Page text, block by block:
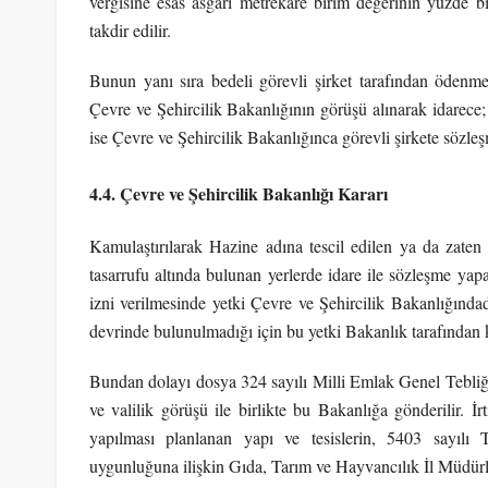
takdir edilir.
Bunun yanı sıra bedeli görevli şirket tarafından
Çevre ve Şehircilik Bakanlığının görüşü alınarak
ise Çevre ve Şehircilik Bakanlığınca görevli şirkete
4.4. Çevre ve Şehircilik Bakanlığı Kararı
Kamulaştırılarak Hazine adına tescil edilen ya da
tasarrufu altında bulunan yerlerde idare ile sözleşme
izni verilmesinde yetki Çevre ve Şehircilik
devrinde bulunulmadığı için bu yetki Bakanlık tarafından
Bundan dolayı dosya 324 sayılı Milli Emlak Genel
ve valilik görüşü ile birlikte bu Bakanlığa gönderilir.
yapılması planlanan yapı ve tesislerin, 5403
uygunluğuna ilişkin Gıda, Tarım ve Hayvancılık İl